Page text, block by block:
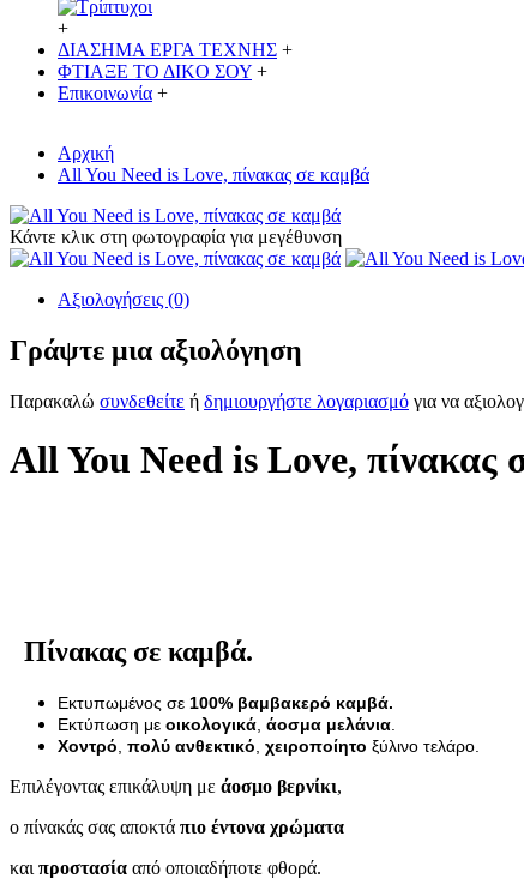
+
ΔΙΑΣΗΜΑ ΕΡΓΑ ΤΕΧΝΗΣ +
ΦΤΙΑΞΕ ΤΟ ΔΙΚO ΣΟΥ +
Επικοινωνία +
Αρχική
All You Need is Love, πίνακας σε καμβά
Κάντε κλικ στη φωτογραφία για μεγέθυνση
Αξιολογήσεις (0)
Γράψτε μια αξιολόγηση
Παρακαλώ συνδεθείτε ή δημιουργήστε λογαριασμό για να
All You Need is Love, πίνακας
Πίνακας σε καμβά.
Εκτυπωμένος σε 100% βαμβακερό καμβά.
Εκτύπωση με οικολογικά άοσμα μελάνια
Χοντρό πολύ ανθεκτικό χειροποίητο ξύλινο τελάρο.
Επιλέγοντας επικάλυψη με άοσμο βερνίκι,
ο πίνακάς σας αποκτά πιο έντονα χρώματα
και προστασία από οποιαδήποτε φθορά.